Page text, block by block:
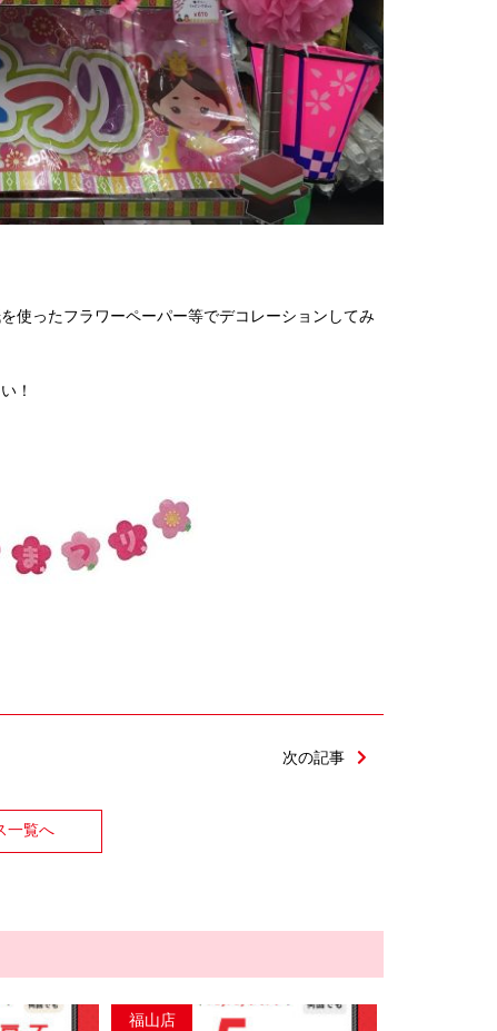
使ったフラワーペーパー等でデコレーションしてみ
！
次の記事
一覧へ
福山店